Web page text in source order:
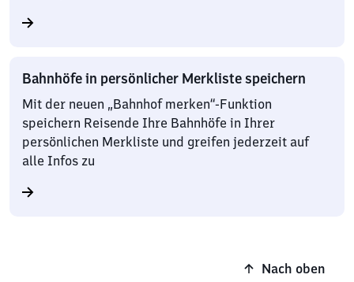
Bahnhöfe in persönlicher Merkliste speichern
Mit der neuen „Bahnhof merken“-Funktion
speichern Reisende Ihre Bahnhöfe in Ihrer
persönlichen Merkliste und greifen jederzeit auf
alle Infos zu
Nach oben